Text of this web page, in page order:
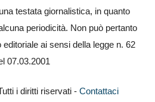
testata giornalistica, in quanto
periodicità. Non può pertanto
ai sensi della legge n. 62
07.03.2001
i diritti riservati - Contattaci